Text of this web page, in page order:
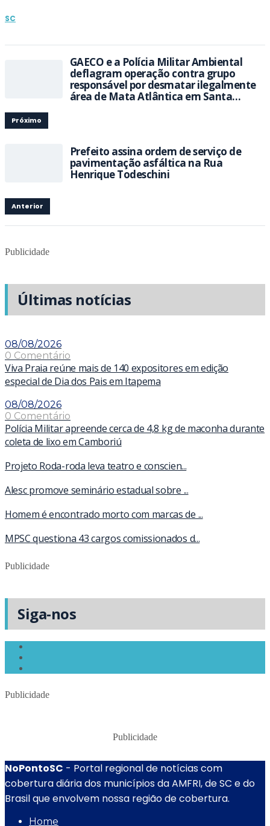
SC
GAECO e a Polícia Militar Ambiental
deflagram operação contra grupo
responsável por desmatar ilegalmente
área de Mata Atlântica em Santa
Próximo
Prefeito assina ordem de serviço de
pavimentação asfáltica na Rua
Henrique Todeschini
Anterior
Publicidade
Últimas notícias
08/08/2026
0 Comentário
Viva Praia reúne mais de 140 expositores em edição
especial de Dia dos Pais em Itapema
08/08/2026
0 Comentário
Polícia Militar apreende cerca de 4,8 kg de maconha durante
coleta de lixo em Camboriú
Projeto Roda-roda leva teatro e conscien...
Alesc promove seminário estadual sobre ...
Homem é encontrado morto com marcas de ...
MPSC questiona 43 cargos comissionados d...
Publicidade
Siga-nos
Publicidade
Publicidade
NoPontoSC - Portal regional de notícias com
cobertura diária dos municípios da AMFRI, de SC e do
Brasil que envolvem nossa região de cobertura.
Home